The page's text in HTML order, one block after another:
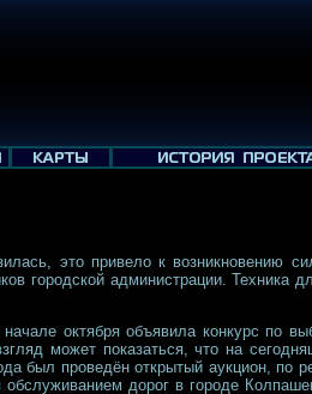
это привело к возникновению
городской администрации. Техника
октября объявила конкурс по
может показаться, что на
был проведён открытый аукцион, по
дорог в городе